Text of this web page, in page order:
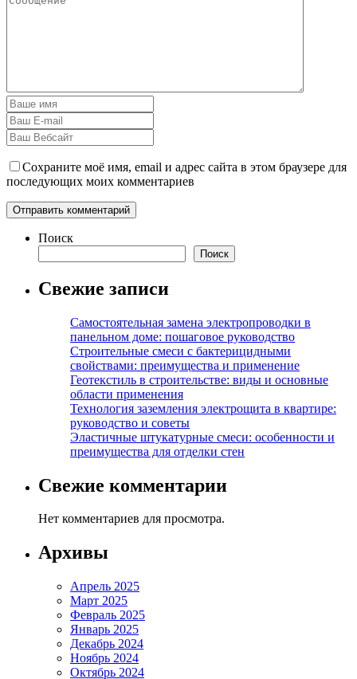
Сохраните моё имя, email и адрес сайта в этом браузере для
последующих моих комментариев
Поиск
Поиск
Свежие записи
Самостоятельная замена электропроводки в
панельном доме: пошаговое руководство
Строительные смеси с бактерицидными
свойствами: преимущества и применение
Геотекстиль в строительстве: виды и основные
области применения
Технология заземления электрощита в квартире:
руководство и советы
Эластичные штукатурные смеси: особенности и
преимущества для отделки стен
Свежие комментарии
Нет комментариев для просмотра.
Архивы
Апрель 2025
Март 2025
Февраль 2025
Январь 2025
Декабрь 2024
Ноябрь 2024
Октябрь 2024